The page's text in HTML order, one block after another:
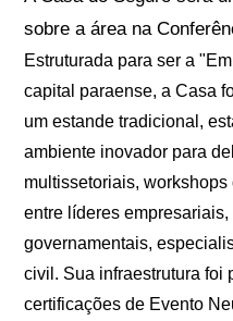
sobre a área na
Estruturada para ser a
capital paraense, a Casa
um estande tradicional,
ambiente inovador para
multissetoriais,
entre líderes
governamentais,
civil. Sua infraestrutura foi
certificações de Evento